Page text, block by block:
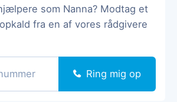
som Nanna? Modtag et
fra en af vores rådgivere
Ring mig op